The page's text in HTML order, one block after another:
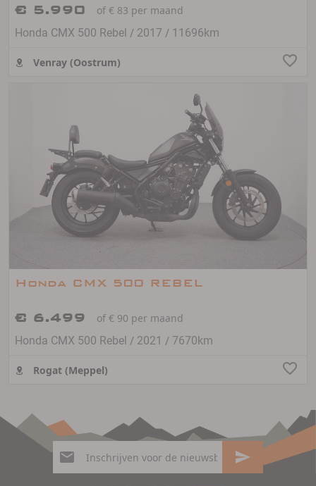
€ 5.990
of € 83 per maand
Honda CMX 500 Rebel / 2017 / 11696km
Venray (Oostrum)
Honda CMX 500 REBEL
€ 6.499
of € 90 per maand
Honda CMX 500 Rebel / 2021 / 7670km
Rogat (Meppel)